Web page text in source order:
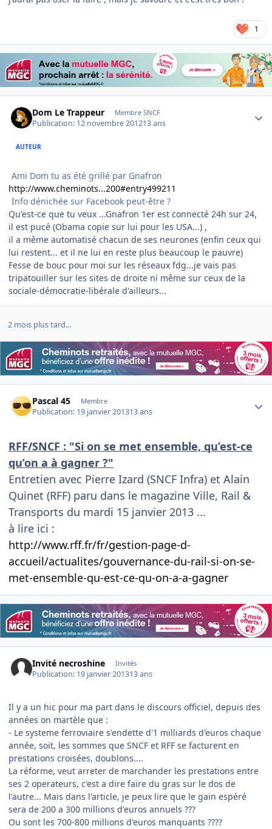
1
Dom Le Trappeur Membre SNCF
Publication: 12 novembre 201213 ans
AUTEUR
Ami Dom tu as été grillé par Gnafron
http://www.cheminots...200#entry499211
Info dénichée sur Facebook peut-être ?
Qu'est-ce que tu veux ...Gnafron 1er est connecté 24h sur 24,
il est pucé (Obama copie sur lui pour les USA...) ,
il a même automatisé chacun de ses neurones (enfin ceux qui
lui restent... et il ne lui en reste plus beaucoup le pauvre)
Fesse de bouc pour moi sur les réseaux fdg...je vais pas
tripatouiller sur les sites de droite ni même sur ceux de la
sociale-démocratie-libérale d'ailleurs...
2 mois plus tard...
Pascal 45 Membre
Publication: 19 janvier 201313 ans
RFF/SNCF : "Si on se met ensemble, qu’est-ce
qu’on a à gagner ?"
Entretien avec Pierre Izard (SNCF Infra) et Alain
Quinet (RFF) paru dans le magazine Ville, Rail &
Transports du mardi 15 janvier 2013 ...
à lire ici :
http://www.rff.fr/fr/gestion-page-d-
accueil/actualites/gouvernance-du-rail-si-on-se-
met-ensemble-qu-est-ce-qu-on-a-a-gagner
Invité necroshine Invités
Publication: 19 janvier 201313 ans
Il y a un hic pour ma part dans le discours officiel, depuis des
années on martèle que :
- Le systeme ferroviaire s'endette d'1 milliards d'euros chaque
année, soit, les sommes que SNCF et RFF se facturent en
prestations croisées, doublons....
La réforme, veut arreter de marchander les prestations entre
ses 2 operateurs, c'est a dire faire du gras sur le dos de
l'autre... Mais dans l'article, je peux lire que le gain espéré
sera de 200 a 300 millions d'euros annuels ???
Ou sont les 700-800 millions d'euros manquants ????